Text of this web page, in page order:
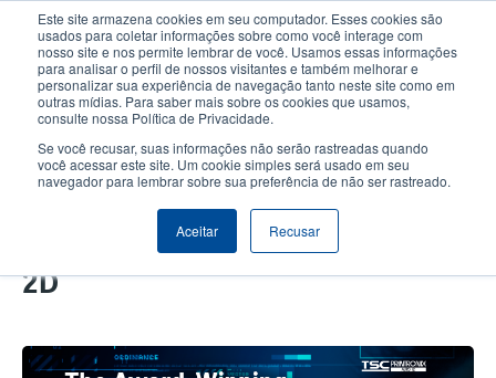
Este site armazena cookies em seu computador. Esses cookies são
usados para coletar informações sobre como você interage com
nosso site e nos permite lembrar de você. Usamos essas informações
para analisar o perfil de nossos visitantes e também melhorar e
personalizar sua experiência de navegação tanto neste site como em
outras mídias. Para saber mais sobre os cookies que usamos,
consulte nossa Política de Privacidade.
Se você recusar, suas informações não serão rastreadas quando
você acessar este site. Um cookie simples será usado em seu
navegador para lembrar sobre sua preferência de não ser rastreado.
Aceitar Recusar
conteúdo
principal
User
account
User
Header
Seletor de Produto Contactar Vendas
Como fortalecemos nosso
portfólio de verificadores de
código de barras em linha ODV-
2D